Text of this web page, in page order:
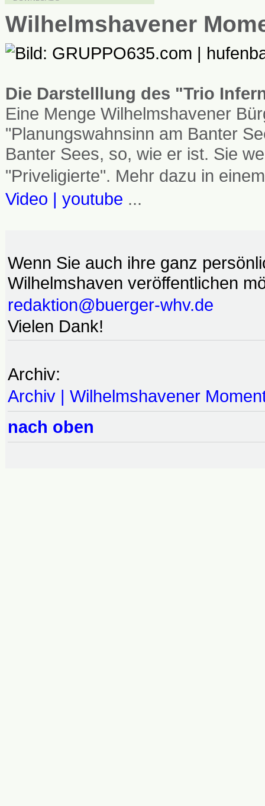
Wilhelmshavener
Die Darstelllung des "Trio
Eine Menge Wilhelmshavener
"Planungswahnsinn am Banter
Banter Sees, so, wie er ist. Sie
"Priveligierte". Mehr dazu in
Video | youtube ...
Wenn Sie auch ihre ganz
Wilhelmshaven veröffentlichen
redaktion@buerger-whv.de
Vielen Dank!
Archiv:
Archiv | Wilhelmshavener
nach oben